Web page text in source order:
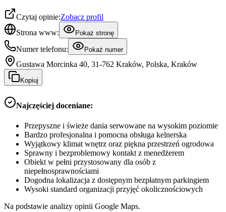
Czytaj opinie:Zobacz profil
Strona www:
Pokaż stronę
Numer telefonu: Pokaż numer
Gustawa Morcinka 40, 31-762 Kraków, Polska, Kraków
Kopiuj
Najczęściej doceniane:
Przepyszne i świeże dania serwowane na wysokim poziomie
Bardzo profesjonalna i pomocna obsługa kelnerska
Wyjątkowy klimat wnętrz oraz piękna przestrzeń ogrodowa
Sprawny i bezproblemowy kontakt z menedżerem
Obiekt w pełni przystosowany dla osób z
niepełnosprawnościami
Dogodna lokalizacja z dostępnym bezpłatnym parkingiem
Wysoki standard organizacji przyjęć okolicznościowych
Na podstawie analizy opinii Google Maps.